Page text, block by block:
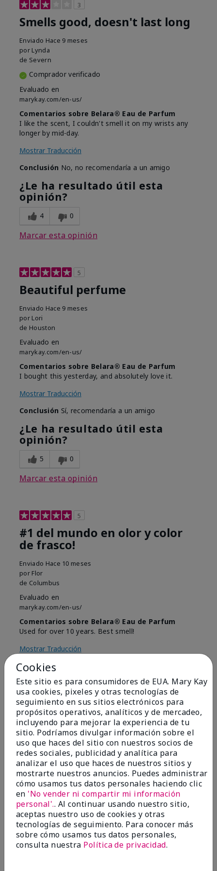
3
Smells good, doesn't last long
Enviado Hace 9 meses
por Lynda
de Severn
Comprador verificado
Evaluado en
marykay.com/en-us/
Comentarios sobre Belara® Eau de Parfum
I like the scent, I couldn't smell it on my wrists any
longer by mid-day.
Mostrar Traducción
Conclusión No, no recomendaría a un amigo
¿Le ha resultado útil esta
opinión?
4 0
Marcar esta opinión
5
Beautiful perfume
Enviado Hace 9 meses
por Lori
de Houston
Evaluado en
marykay.com/en-us/
Comentarios sobre Belara® Eau de Parfum
I bought this yesterday, and absolutely love it.
Mostrar Traducción
Conclusión Sí, recomendaría a un amigo
¿Le ha resultado útil esta
opinión?
5 0
Marcar esta opinión
5
#1 del mundo en olor y color
de frasco!
Enviado Hace 10 meses
por Flor
de Columbus
Evaluado en
marykay.com/en-us/
Comentarios sobre Belara® Eau de Parfum
Used for over 10 years. Best smell!
Mostrar Traducción
Conclusión
¿Le ha resultado útil esta
opinión?
4 0
Marcar esta opinión
5
Kristen
EnviadoHace 10 meses
por Jennifer
de MECHANCSBRG
Comprador verificado
Cookies
Este sitio es para consumidores de EUA. Mary Kay
usa cookies, pixeles y otras tecnologías de
seguimiento en sus sitios electrónicos para
propósitos operativos, analíticos y de mercadeo,
incluyendo para mejorar la experiencia de tu
sitio. Podríamos divulgar información sobre el
uso que haces del sitio con nuestros socios de
redes sociales, publicidad y analítica para
analizar el uso que haces de nuestros sitios y
mostrarte nuestros anuncios. Puedes administrar
cómo usamos tus datos personales haciendo clic
en 'No vender ni compartir mi información
personal'.. Al continuar usando nuestro sitio,
aceptas nuestro uso de cookies y otras
tecnologías de seguimiento. Para conocer más
sobre cómo usamos tus datos personales,
consulta nuestra Política de privacidad.